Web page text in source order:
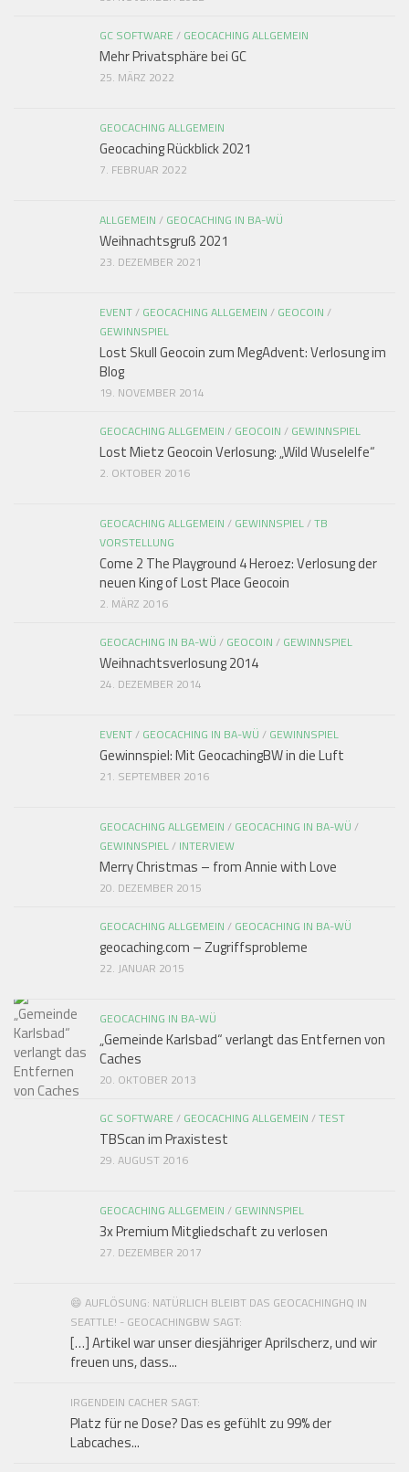
GC SOFTWARE / GEOCACHING ALLGEMEIN
Mehr Privatsphäre bei GC
25. MÄRZ 2022
GEOCACHING ALLGEMEIN
Geocaching Rückblick 2021
7. FEBRUAR 2022
ALLGEMEIN / GEOCACHING IN BA-WÜ
Weihnachtsgruß 2021
23. DEZEMBER 2021
EVENT/ GEOCACHING ALLGEMEIN / GEOCOIN /
GEWINNSPIEL
Lost Skull Geocoin zum MegAdvent: Verlosung im
Blog
19. NOVEMBER 2014
GEOCACHING ALLGEMEIN / GEOCOIN / GEWINNSPIEL
Lost Mietz Geocoin Verlosung: „Wild Wuselelfe“
2. OKTOBER 2016
GEOCACHING ALLGEMEIN / GEWINNSPIEL/TB
VORSTELLUNG
Come 2 The Playground 4 Heroez: Verlosung der
neuen King of Lost Place Geocoin
2. MÄRZ 2016
GEOCACHING IN BA-WÜ / GEOCOIN / GEWINNSPIEL
Weihnachtsverlosung 2014
24. DEZEMBER 2014
EVENT/ GEOCACHING IN BA-WÜ / GEWINNSPIEL
Gewinnspiel: Mit GeocachingBW in die Luft
21. SEPTEMBER 2016
GEOCACHING ALLGEMEIN / GEOCACHING IN BA-WÜ /
GEWINNSPIEL/ INTERVIEW
Merry Christmas – from Annie with Love
20. DEZEMBER 2015
GEOCACHING ALLGEMEIN / GEOCACHING IN BA-WÜ
geocaching.com – Zugriffsprobleme
22. JANUAR 2015
GEOCACHING IN BA-WÜ
„Gemeinde Karlsbad“ verlangt das Entfernen von
Caches
20. OKTOBER 2013
GC SOFTWARE / GEOCACHING ALLGEMEIN /TEST
TBScan im Praxistest
29. AUGUST 2016
GEOCACHING ALLGEMEIN / GEWINNSPIEL
3x Premium Mitgliedschaft zu verlosen
27. DEZEMBER 2017
😄 AUFLÖSUNG: NATÜRLICH BLEIBT DAS GEOCACHINGHQ IN
SEATTLE! - GEOCACHINGBW SAGT:
[…] Artikel war unser diesjähriger Aprilscherz, und wir
freuen uns, dass...
IRGENDEIN CACHER SAGT:
Platz für ne Dose? Das es gefühlt zu 99% der
Labcaches...